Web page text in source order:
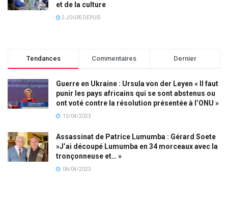
et de la culture
2 JOURS DEPUIS
Tendances Commentaires Dernier
Guerre en Ukraine : Ursula von der Leyen « Il faut
punir les pays africains qui se sont abstenus ou
ont voté contre la résolution présentée à l’ONU »
13/04/2023
Assassinat de Patrice Lumumba : Gérard Soete
»J’ai découpé Lumumba en 34 morceaux avec la
tronçonneuse et… »
06/04/2023